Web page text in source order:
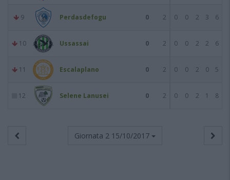
9 Perdasdefogu 0 2 0 0 2 3 6
10 Ussassai 0 2 0 0 2 2 6
11 Escalaplano 0 2 0 0 2 0 5
12 Selene Lanusei 0 2 0 0 2 1 8
Giornata 2 15/10/2017